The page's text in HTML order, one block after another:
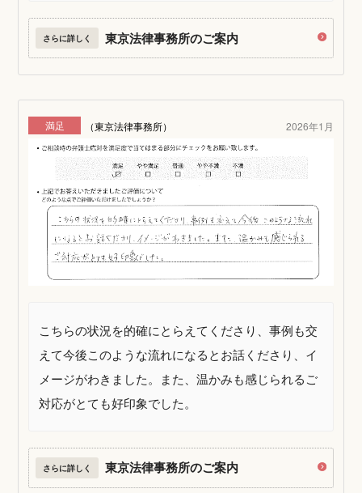
さらに詳しく 東京法律事務所のご案内
満足 （東京法律事務所） 2026年1月
こちらの状況を的確にとらえてくださり、事例も交
えて今後このような流れになるとお話くださり、イ
メージがわきました。また、温かみも感じられるご
対応がとても好印象でした。
さらに詳しく 東京法律事務所のご案内